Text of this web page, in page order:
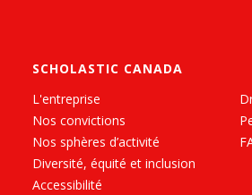
SCHOLASTIC CANADA
L'entreprise
Nos convictions
Nos sphères d’activité
Diversité, équité et inclusion
Accessibilité